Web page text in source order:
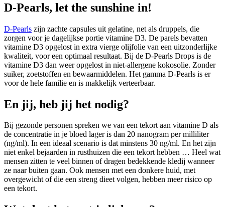
D-Pearls, let the sunshine in!
D-Pearls zijn zachte capsules uit gelatine, net als druppels, die
zorgen voor je dagelijkse portie vitamine D3. De parels bevatten
vitamine D3 opgelost in extra vierge olijfolie van een uitzonderlijke
kwaliteit, voor een optimaal resultaat. Bij de D-Pearls Drops is de
vitamine D3 dan weer opgelost in niet-allergene kokosolie. Zonder
suiker, zoetstoffen en bewaarmiddelen. Het gamma D-Pearls is er
voor de hele familie en is makkelijk verteerbaar.
En jij, heb jij het nodig?
Bij gezonde personen spreken we van een tekort aan vitamine D als
de concentratie in je bloed lager is dan 20 nanogram per milliliter
(ng/ml). In een ideaal scenario is dat minstens 30 ng/ml. En het zijn
niet enkel bejaarden in rusthuizen die een tekort hebben … Heel wat
mensen zitten te veel binnen of dragen bedekkende kledij wanneer
ze naar buiten gaan. Ook mensen met een donkere huid, met
overgewicht of die een streng dieet volgen, hebben meer risico op
een tekort.